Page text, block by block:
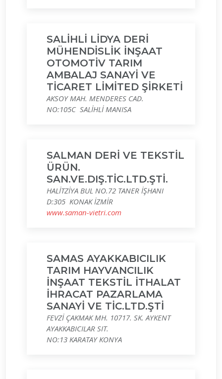
SALİHLİ LİDYA DERİ
MÜHENDİSLİK İNŞAAT
OTOMOTİV TARIM
AMBALAJ SANAYİ VE
TİCARET LİMİTED ŞİRKETİ
AKSOY MAH. MENDERES CAD.
NO:105C SALİHLİ MANISA
SALMAN DERİ VE TEKSTİL
ÜRÜN.
SAN.VE.DIŞ.TİC.LTD.ŞTİ.
HALİTZİYA BUL NO.72 TANER İŞHANI
D:305 KONAK İZMİR
www.saman-vietri.com
SAMAS AYAKKABICILIK
TARIM HAYVANCILIK
İNŞAAT TEKSTİL İTHALAT
İHRACAT PAZARLAMA
SANAYİ VE TİC.LTD.ŞTİ
FEVZİ ÇAKMAK MH. 10717. SK. AYKENT
AYAKKABICILAR SIT.
NO:13 KARATAY KONYA